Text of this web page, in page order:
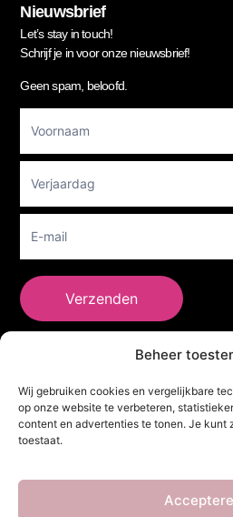
Beheer
Wij gebruiken cookies en vergelijkbare
op onze website te verbeteren,
content en advertenties te tonen. Je
toestaat.
Nieuwsbrief
Let’s stay in touch!
Schrijf je in voor onze nieuwsbrief!
Geen spam, beloofd.
Newsletter
Verzenden
Adres